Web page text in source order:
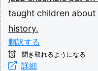
taught children about
history.
翻訳する
聞き取れるようになる
詳細